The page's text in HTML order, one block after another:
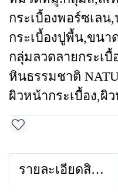
กระเบื้องพอร์ซเลน,
กระเบื้องปูพื้น,ขนา
กลุ่มลวดลายกระเบื้
หินธรรมชาติ
ผิวหน้ากระเบื้อง,ผิ
รายละเอียดสินค้า